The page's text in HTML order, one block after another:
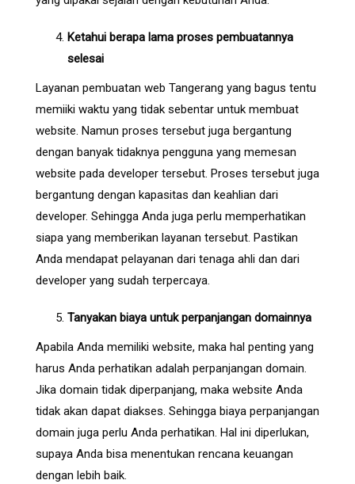
Ketahui berapa lama proses pembuatannya
selesai
Layanan pembuatan web Tangerang yang bagus tentu
memiiki waktu yang tidak sebentar untuk membuat
website. Namun proses tersebut juga bergantung
dengan banyak tidaknya pengguna yang memesan
website pada developer tersebut. Proses tersebut juga
bergantung dengan kapasitas dan keahlian dari
developer. Sehingga Anda juga perlu memperhatikan
siapa yang memberikan layanan tersebut. Pastikan
Anda mendapat pelayanan dari tenaga ahli dan dari
developer yang sudah terpercaya.
Tanyakan biaya untuk perpanjangan domainnya
Apabila Anda memiliki website, maka hal penting yang
harus Anda perhatikan adalah perpanjangan domain.
Jika domain tidak diperpanjang, maka website Anda
tidak akan dapat diakses. Sehingga biaya perpanjangan
domain juga perlu Anda perhatikan. Hal ini diperlukan,
supaya Anda bisa menentukan rencana keuangan
dengan lebih baik.